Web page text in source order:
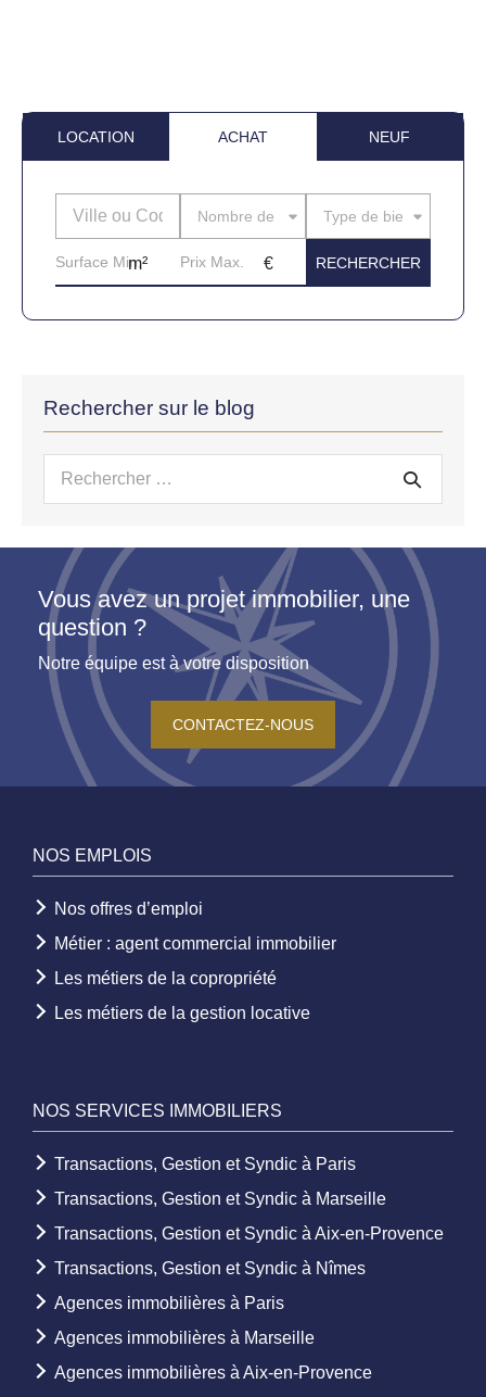
LOCATION ACHAT NEUF
Nombre de piècesType de bien
Rechercher sur le blog
Recherche
Vous avez un projet immobilier, une
question ?
Notre équipe est à votre disposition
CONTACTEZ-NOUS
NOS EMPLOIS
Nos offres d’emploi
Métier : agent commercial immobilier
Les métiers de la copropriété
Les métiers de la gestion locative
NOS SERVICES IMMOBILIERS
Transactions, Gestion et Syndic à Paris
Transactions, Gestion et Syndic à Marseille
Transactions, Gestion et Syndic à Aix-en-Provence
Transactions, Gestion et Syndic à Nîmes
Agences immobilières à Paris
Agences immobilières à Marseille
Agences immobilières à Aix-en-Provence